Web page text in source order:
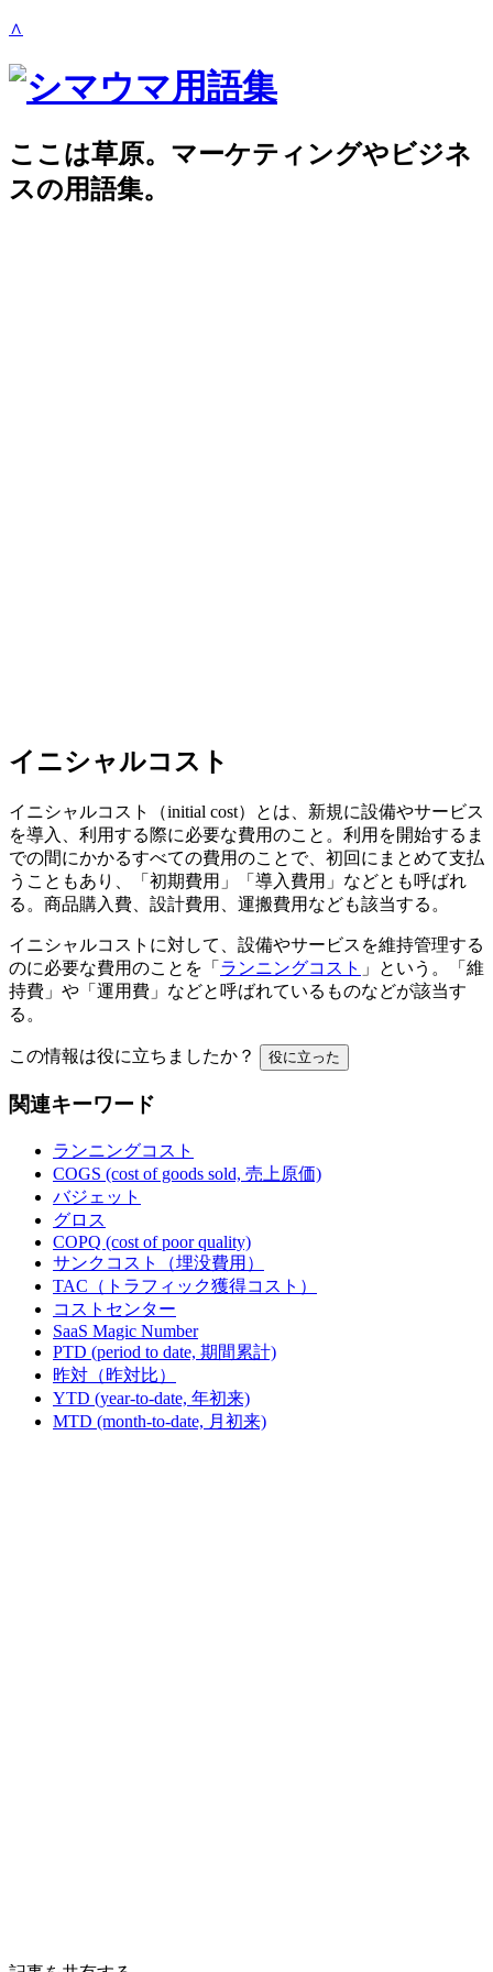
∧
ここは草原。マーケティングやビジネ
スの用語集。
イニシャルコスト
イニシャルコスト（initial cost）とは、新規に設備やサービス
を導入、利用する際に必要な費用のこと。利用を開始するま
での間にかかるすべての費用のことで、初回にまとめて支払
うこともあり、「初期費用」「導入費用」などとも呼ばれ
る。商品購入費、設計費用、運搬費用なども該当する。
イニシャルコストに対して、設備やサービスを維持管理する
のに必要な費用のことを「 ランニングコスト 」という。「維
持費」や「運用費」などと呼ばれているものなどが該当す
る。
この情報は役に立ちましたか？ 役に立った
関連キーワード
ランニングコスト
COGS (cost of goods sold, 売上原価)
バジェット
グロス
COPQ (cost of poor quality)
サンクコスト（埋没費用）
TAC（トラフィック獲得コスト）
コストセンター
SaaS Magic Number
PTD (period to date, 期間累計)
昨対（昨対比）
YTD (year-to-date, 年初来)
MTD (month-to-date, 月初来)